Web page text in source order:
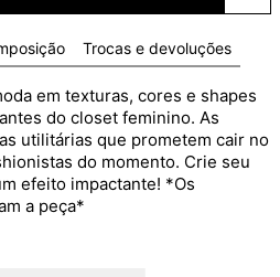
Trocas e devoluções
em texturas, cores e shapes
do closet feminino. As
utilitárias que prometem cair no
do momento. Crie seu
efeito impactante! *Os
a peça*